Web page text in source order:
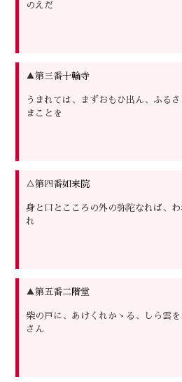
のえだ
▲第三番十輪寺
うまれては、まずおもひ出ん、ふる
まことを
△第四番如来院
身と口とこころの外の弥陀なれば、
れ
▲第五番二階堂
柴の戸に、あけくれかゝる、しら雲
さん